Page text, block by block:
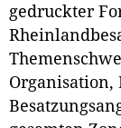
gedruckter
Organisation,